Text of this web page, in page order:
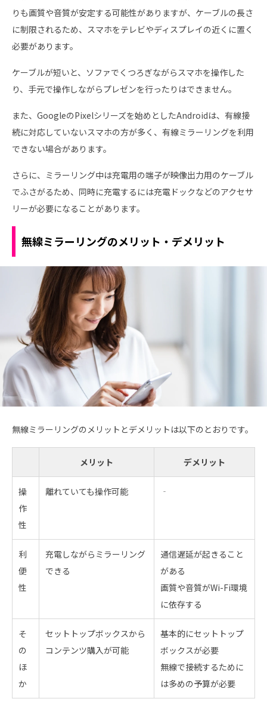
りも画質や音質が安定する可能性がありますが、ケーブルの長さ
に制限されるため、スマホをテレビやディスプレイの近くに置く
必要があります。
ケーブルが短いと、ソファでくつろぎながらスマホを操作した
り、手元で操作しながらプレゼンを行ったりはできません。
また、GoogleのPixelシリーズを始めとしたAndroidは、有線接
続に対応していないスマホの方が多く、有線ミラーリングを利用
できない場合があります。
さらに、ミラーリング中は充電用の端子が映像出力用のケーブル
でふさがるため、同時に充電するには充電ドックなどのアクセサ
リーが必要になることがあります。
無線ミラーリングのメリット・デメリット
無線ミラーリングのメリットとデメリットは以下のとおりです。
メリット デメリット
操
作
性
離れていても操作可能 ‐
利
便
性
充電しながらミラーリング
できる
通信遅延が起きること
がある
画質や音質がWi-Fi環境
に依存する
そ
の
ほ
か
セットトップボックスから
コンテンツ購入が可能
基本的にセットトップ
ボックスが必要
無線で接続するために
は多めの予算が必要